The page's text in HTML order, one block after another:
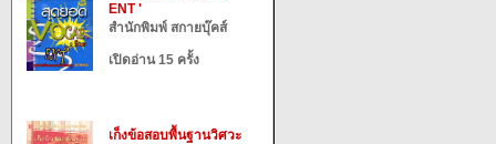
ENT '
สำนักพิมพ์ สกายบุ๊คส์
เปิดอ่าน 15 ครั้ง
เก็งข้อสอบพื้นฐานวิศวะ